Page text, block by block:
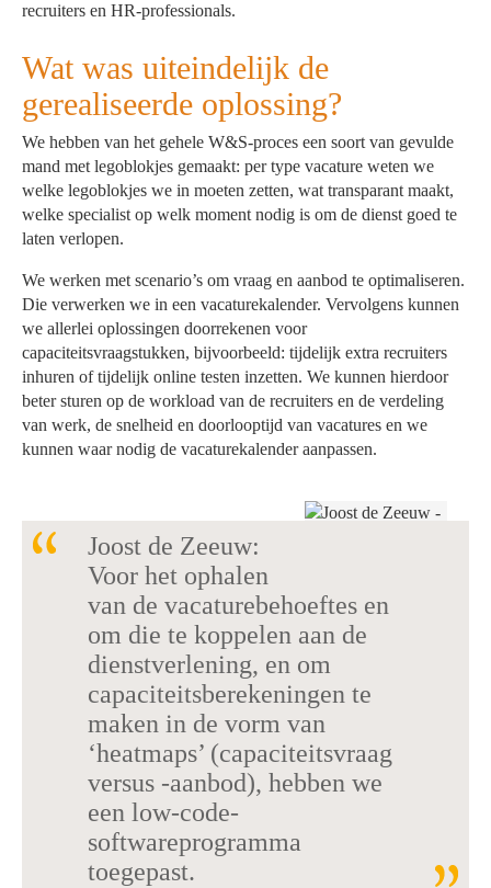
recruiters en HR-professionals.
Wat was uiteindelijk de
gerealiseerde oplossing?
We hebben van het gehele W&S-proces een soort van gevulde
mand met legoblokjes gemaakt: per type vacature weten we
welke legoblokjes we in moeten zetten, wat transparant maakt,
welke specialist op welk moment nodig is om de dienst goed te
laten verlopen.
We werken met scenario’s om vraag en aanbod te optimaliseren.
Die verwerken we in een vacaturekalender. Vervolgens kunnen
we allerlei oplossingen doorrekenen voor
capaciteitsvraagstukken, bijvoorbeeld: tijdelijk extra recruiters
inhuren of tijdelijk online testen inzetten. We kunnen hierdoor
beter sturen op de workload van de recruiters en de verdeling
van werk, de snelheid en doorlooptijd van vacatures en we
kunnen waar nodig de vacaturekalender aanpassen.
Joost de Zeeuw:
Voor het ophalen
van de vacaturebehoeftes en
om die te koppelen aan de
dienstverlening, en om
capaciteitsberekeningen te
maken in de vorm van
‘heatmaps’ (capaciteitsvraag
versus -aanbod), hebben we
een low-code-
softwareprogramma
toegepast.